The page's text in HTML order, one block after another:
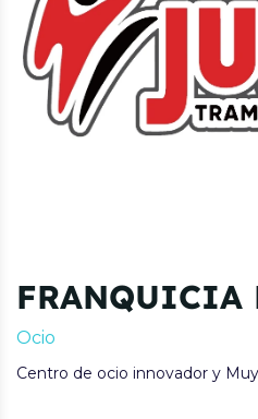
Ocio
Centro de ocio innovador y